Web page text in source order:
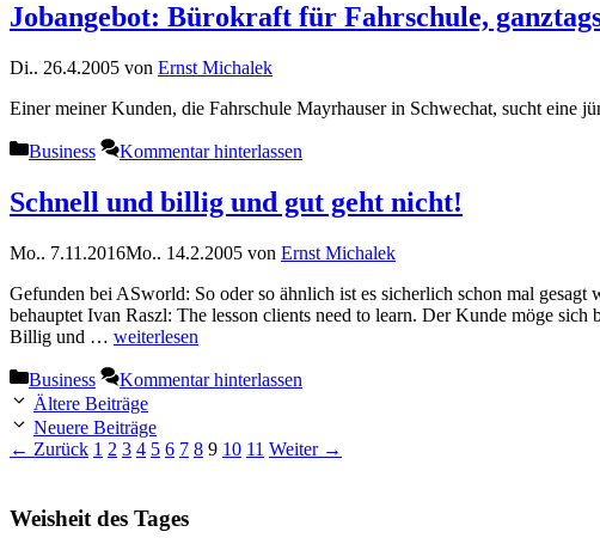
Jobangebot: Bürokraft für Fahrschule,
Di.. 26.4.2005 von Ernst Michalek
Einer meiner Kunden, die Fahrschule Mayrhauser in Schwechat, sucht eine
Kategorien
Business Kommentar hinterlassen
Schnell und billig und gut geht nicht!
Mo.. 7.11.2016Mo.. 14.2.2005 von Ernst Michalek
Gefunden bei ASworld: So oder so ähnlich ist es sicherlich schon mal
behauptet Ivan Raszl: The lesson clients need to learn. Der Kunde möge
Billig und … weiterlesen
Kategorien
Business
Kommentar hinterlassen
Ältere Beiträge
Neuere Beiträge
← Zurück Seite
1 Seite
2 Seite
3 Seite
4 Seite
5 Seite
6 Seite
7 Seite
8 Seite
9 Seite
10 Seite
11 Weiter →
Weisheit des Tages